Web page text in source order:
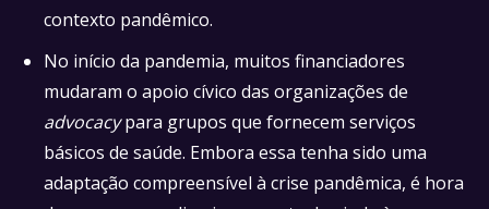
contexto pandêmico.
No início da pandemia, muitos financiadores
mudaram o apoio cívico das organizações de
advocacypara grupos que fornecem serviços
básicos de saúde. Embora essa tenha sido uma
adaptação compreensível à crise pandêmica, é hora